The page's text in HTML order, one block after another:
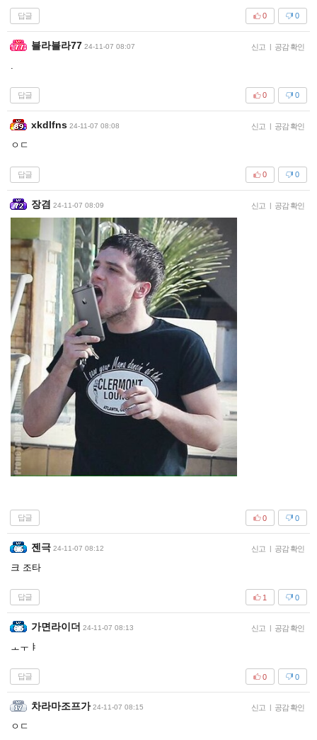
답글 0
0
블라블라77 24-11-07 08:07 신고 | 공감 확인
답글 0
0
xkdlfns 24-11-07 08:08 신고 | 공감 확인
ㅇㄷ
답글 0
0
장겸 24-11-07 08:09 신고 | 공감 확인
답글 0
0
젠극 24-11-07 08:12 신고 | 공감 확인
크 조타
답글 0
1
가면라이더 24-11-07 08:13 신고 | 공감 확인
ㅗㅜㅑ
답글 0
0
차라마조프가 24-11-07 08:15 신고 | 공감 확인
ㅇㄷ